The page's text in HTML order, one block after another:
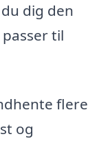
dig den
til
flere
og